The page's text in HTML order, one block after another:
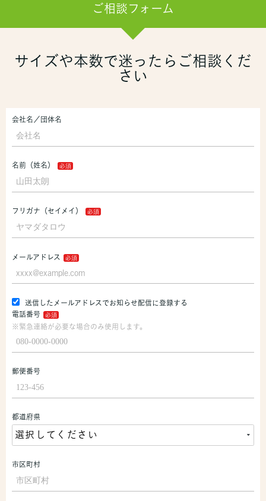
ご相談フォーム